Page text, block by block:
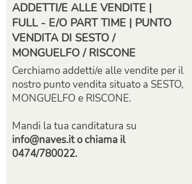
ADDETTI/E ALLE VENDITE |
FULL - E/O PART TIME | PUNTO
VENDITA DI SESTO /
MONGUELFO / RISCONE
Cerchiamo addetti/e alle vendite per il
nostro punto vendita situato a SESTO,
MONGUELFO e RISCONE.
Mandi la tua canditatura su
info@naves.ito chiama il
0474/780022.